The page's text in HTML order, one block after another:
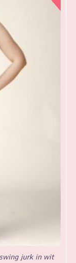
jurk in wit